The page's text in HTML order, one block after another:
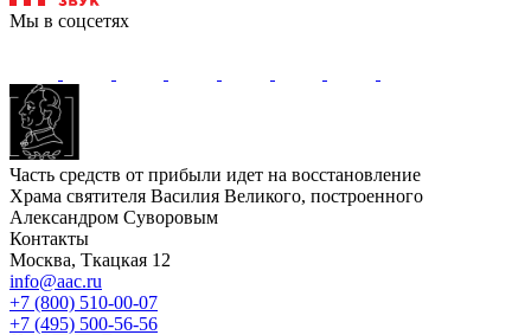
Мы в соцсетях
Часть средств от прибыли идет на восстановление
Храма святителя Василия Великого, построенного
Александром Суворовым
Контакты
Москва, Ткацкая 12
info@aac.ru
+7 (800) 510-00-07
+7 (495) 500-56-56